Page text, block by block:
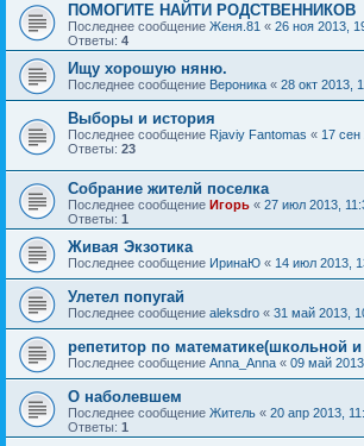
ПОМОГИТЕ НАЙТИ РОДСТВЕННИКОВ
Последнее сообщение Женя.81 « 26 ноя 2013,
Ответы: 4
Ищу хорошую няню.
Последнее сообщение Вероника « 28 окт 2013,
Выборы и история
Последнее сообщение Rjaviy Fantomas « 17 сен
Ответы: 23
Собрание жителй поселка
Последнее сообщение Игорь « 27 июл 2013,
Ответы: 1
Живая Экзотика
Последнее сообщение ИринаЮ « 14 июл 2013,
Улетел попугай
Последнее сообщение aleksdro « 31 май 2013,
репетитор по математике(школьной
Последнее сообщение Anna_Anna « 09 май
О наболевшем
Последнее сообщение Житель « 20 апр 2013,
Ответы: 1